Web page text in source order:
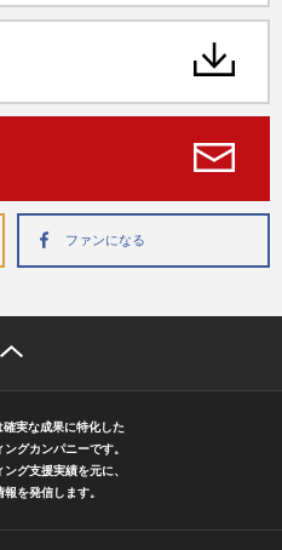
ファンになる
実な成果に特化した
グカンパニーです。
グ支援実績を元に、
を発信します。